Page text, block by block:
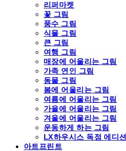
리퍼마켓
꽃 그림
풍수 그림
식물 그림
큰 그림
여행 그림
매장에 어울리는 그림
가족 연인 그림
동물 그림
봄에 어울리는 그림
여름에 어울리는 그림
가을에 어울리는 그림
겨울에 어울리는 그림
운동하게 하는 그림
LX하우시스 독점 에디션
아트프린트